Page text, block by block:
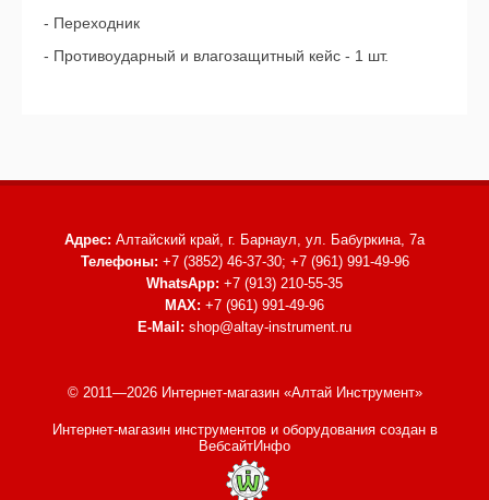
- Переходник
- Противоударный и влагозащитный кейс - 1 шт.
Адрес: Алтайский край, г. Барнаул, ул. Бабуркина, 7а
Телефоны: +7 (3852) 46-37-30; +7 (961) 991-49-96
WhatsApp: +7 (913) 210-55-35
MAX: +7 (961) 991-49-96
E-Mail: shop@altay-instrument.ru
© 2011—2026 Интернет-магазин «Алтай Инструмент»
Интернет-магазин инструментов и оборудованиясоздан в
ВебсайтИнфо